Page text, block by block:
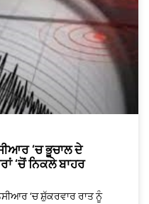
‘ਚ ਭੂਚਾਲ ਦੇ
‘ਚੋਂ ਨਿਕਲੇ ਬਾਹਰ
‘ਚ ਸ਼ੁੱਕਰਵਾਰ ਰਾਤ ਨੂੰ